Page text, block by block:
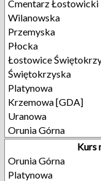
Cmentarz Łostowicki
Wilanowska
Przemyska
Płocka
Łostowice
Świętokrzyska
Platynowa
Krzemowa [GDA]
Uranowa
Orunia Górna
Kurs
Orunia Górna
Platynowa